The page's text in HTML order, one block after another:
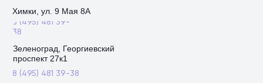
8 (495) 481 39-38
Зеленоград, Георгиевский
проспект 27к1
8 (495) 481 39-
38
Химки, ул. 9 Мая 8А